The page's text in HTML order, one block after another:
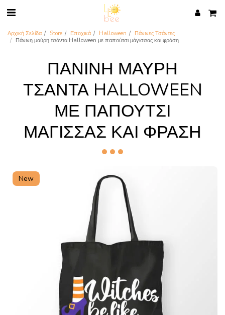
Αρχική Σελίδα Store Εποχικά Halloween
Πάνινες Τσάντες
Πάνινη μαύρη τσάντα Halloween με παπούτσι μάγισσας και φράση
ΠΆΝΙΝΗ ΜΑΎΡΗ
ΤΣΆΝΤΑ HALLOWEEN
ΜΕ ΠΑΠΟΎΤΣΙ
ΜΆΓΙΣΣΑΣ ΚΑΙ ΦΡΆΣΗ
New